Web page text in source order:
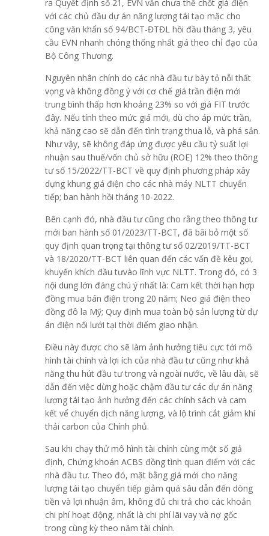
ra Quyết định số 21, EVN vẫn chưa thể chốt giá điện
với các chủ đầu dự án năng lượng tái tạo mặc cho
công văn khẩn số 94/BCT-ĐTĐL hồi đầu tháng 3, yêu
cầu EVN nhanh chóng thống nhất giá theo chỉ đạo của
Bộ Công Thương.
Nguyên nhân chính do các nhà đầu tư bày tỏ nỗi thất
vọng và không đồng ý với cơ chế giá trần điện mới
trung bình thấp hơn khoảng 23% so với giá FIT trước
đây. Nếu tính theo mức giá mới, dù cho áp mức trần,
khả năng cao sẽ dẫn đến tình trạng thua lỗ, và phá sản.
Như vậy, sẽ không đáp ứng được yêu cầu tỷ suất lợi
nhuận sau thuế/vốn chủ sở hữu (ROE) 12% theo thông
tư số 15/2022/TT-BCT về quy định phương pháp xây
dựng khung giá điện cho các nhà máy NLTT chuyển
tiếp; ban hành hồi tháng 10-2022.
Bên cạnh đó, nhà đầu tư cũng cho rằng theo thông tư
mới ban hành số 01/2023/TT-BCT, đã bãi bỏ một số
quy định quan trọng tại thông tư số 02/2019/TT-BCT
và 18/2020/TT-BCT liên quan đến các vấn đề kêu gọi,
khuyến khích đầu tưvào lĩnh vực NLTT. Trong đó, có 3
nội dung lớn đáng chú ý nhất là: Cam kết thời hạn hợp
đồng mua bán điện trong 20 năm; Neo giá điện theo
đồng đô la Mỹ; Quy định mua toàn bộ sản lượng từ dự
án điện nối lưới tại thời điểm giao nhận.
Điều này được cho sẽ làm ảnh hưởng tiêu cực tới mô
hình tài chính và lợi ích của nhà đầu tư cũng như khả
năng thu hút đầu tư trong và ngoài nước, về lâu dài, sẽ
dẫn đến việc dừng hoặc chậm đầu tư các dự án năng
lượng tái tạo ảnh hưởng đến các chính sách và cam
kết vể chuyển dịch năng lượng, và lộ trình cắt giảm khí
thải carbon của Chính phủ.
Sau khi chạy thử mô hình tài chính cùng một số giả
định, Chứng khoán ACBS đồng tình quan điểm với các
nhà đầu tư. Theo đó, mặt bằng giá mới cho năng
lượng tái tạo chuyển tiếp giảm quá sâu dẫn đến dòng
tiền và lợi nhuận âm, không đủ chi trả cho các khoản
chi phí hoạt động, nhất là chi phí lãi vay và nợ gốc
trong cùng kỳ theo năm tài chính.